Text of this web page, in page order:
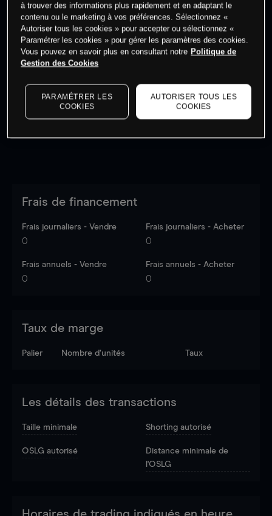
Les prix sont indicatifs.
market data
Frais de financement
Frais journaliers - Vendre
0
Frais journaliers - Acheter
0
Frais annuels - Vendre
0
Frais annuels - Acheter
0
Taux de marge
Palier Nombre d’unités Taux
Les détails des transactions
Taille minimale Shorting autorisé
OSLG autorisé
Distance minimale de
l'OSLG
à trouver des informations plus rapidement et en adaptant le
contenu ou le marketing à vos préférences. Sélectionnez «
Autoriser tous les cookies » pour accepter ou sélectionnez «
Paramétrer les cookies » pour gérer les paramètres des cookies.
Vous pouvez en savoir plus en consultant notre Politique de
Gestion des Cookies
PARAMÉTRER LES
COOKIES
AUTORISER TOUS LES
COOKIES